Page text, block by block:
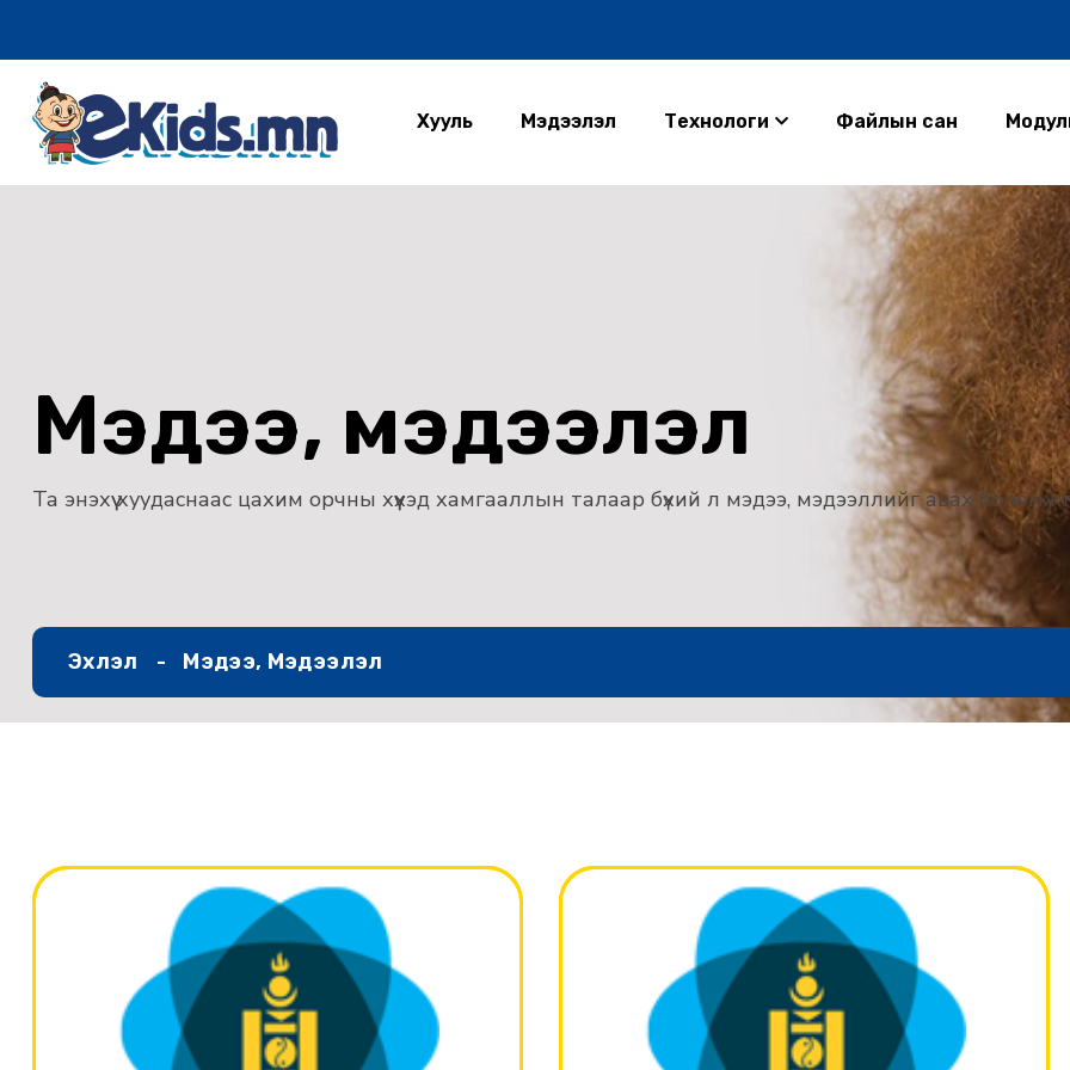
Хууль Мэдээлэл Технологи Файлын сан
Мэдээ, мэдээлэл
Та энэхүү хуудаснаас цахим орчны хүүхэд хамгааллын талаар бүхий л мэдээ, мэдээллийг авах
Эхлэл Мэдээ, Мэдээлэл